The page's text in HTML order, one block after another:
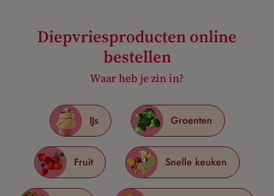
Diepvriesproducten online
bestellen
Waar heb je zin in?
IJs Groenten
Fruit Snelle keuken